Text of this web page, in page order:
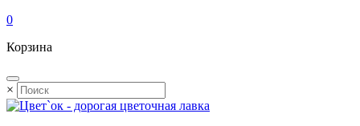
0
Корзина
×